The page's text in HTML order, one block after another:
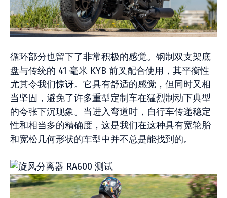
循环部分也留下了非常积极的感觉。钢制双支架底
盘与传统的 41 毫米 KYB 前叉配合使用，其平衡性
尤其令我们惊讶。它具有舒适的感觉，但同时又相
当坚固，避免了许多重型定制车在猛烈制动下典型
的夸张下沉现象。当进入弯道时，自行车传递稳定
性和相当多的精确度，这是我们在这种具有宽轮胎
和宽松几何形状的车型中并不总是能找到的。